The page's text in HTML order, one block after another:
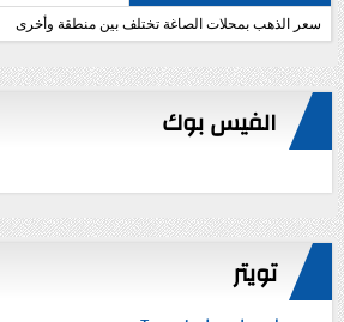
سعر الذهب بمحلات الصاغة تختلف بين منطقة وأخرى
الفيس بوك
تويتر